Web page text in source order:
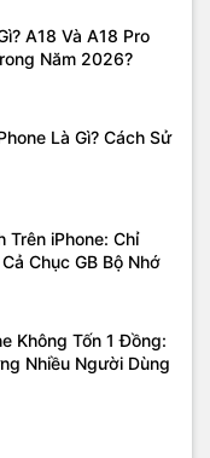
A18 Và A18 Pro
Năm 2026?
Là Gì? Cách Sử
Trên iPhone: Chỉ
Chục GB Bộ Nhớ
Không Tốn 1 Đồng:
Nhiều Người Dùng